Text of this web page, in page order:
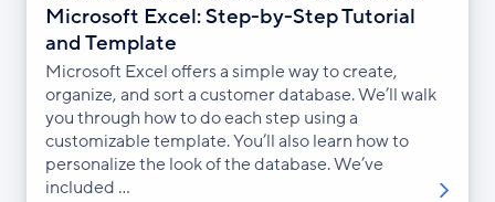
Microsoft Excel: Step-by-Step Tutorial
and Template
Microsoft Excel offers a simple way to create,
organize, and sort a customer database. We’ll walk
you through how to do each step using a
customizable template. You’ll also learn how to
personalize the look of the database. We’ve
included ...